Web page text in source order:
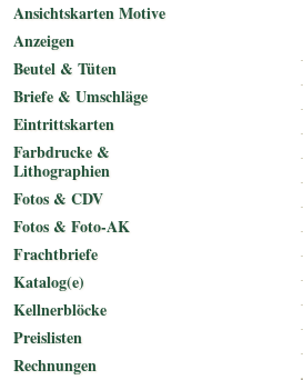
Ansichtskarten Motive
Anzeigen
Beutel & Tüten
Briefe & Umschläge
Eintrittskarten
Farbdrucke &
Lithographien
Fotos & CDV
Fotos & Foto-AK
Frachtbriefe
Katalog(e)
Kellnerblöcke
Preislisten
Rechnungen